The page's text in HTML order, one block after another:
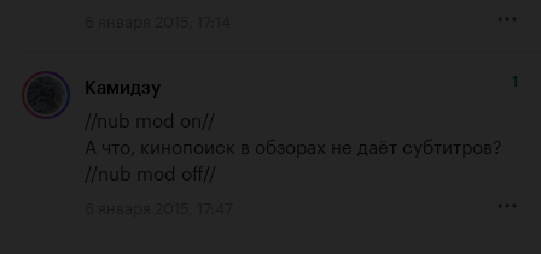
Камидзу 1
//nub mod on//
А что, кинопоиск в обзорах не даёт субтитров?
//nub mod off//